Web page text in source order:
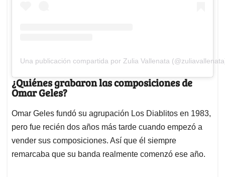
Una publicación compartida por Zulia Vallenata
¿Quiénes grabaron las composiciones de
Omar Geles?
Omar Geles fundó su agrupación Los Diablitos en 1983,
pero fue recién dos años más tarde cuando empezó a
vender sus composiciones. Así que él siempre
remarcaba que su banda realmente comenzó ese año.